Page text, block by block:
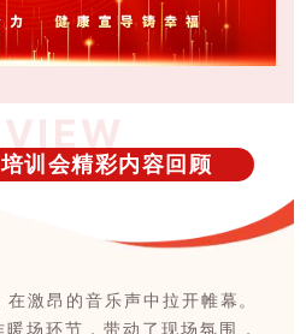
训会精彩内容回顾
激昂的音乐声中拉开帷幕。
场环节，带动了现场氛围，